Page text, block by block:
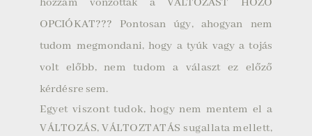
OPCIÓKAT??? Pontosan úgy, ahogyan nem
tudom megmondani, hogy a tyúk vagy a tojás
volt előbb, nem tudom a választ ez előző
kérdésre sem.
Egyet viszont tudok, hogy nem mentem el a
VÁLTOZÁS, VÁLTOZTATÁS sugallata mellett,